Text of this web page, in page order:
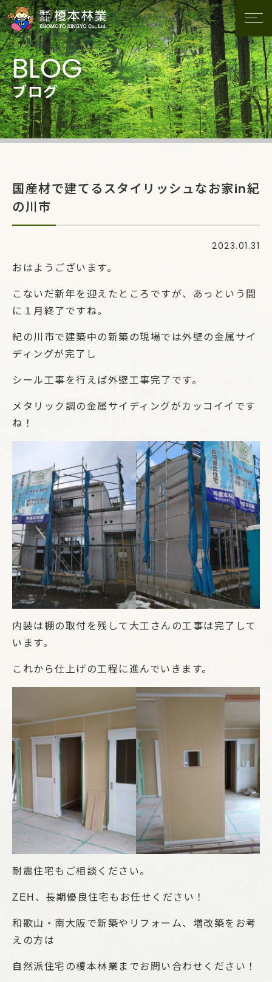
ブログ
国産材で建てるスタイリッシュなお家in紀
の川市
2023.01.31
おはようございます。
こないだ新年を迎えたところですが、あっという間
に１月終了ですね。
紀の川市で建築中の新築の現場では外壁の金属サイ
ディングが完了し
シール工事を行えば外壁工事完了です。
メタリック調の金属サイディングがカッコイイです
ね！
内装は棚の取付を残して大工さんの工事は完了して
います。
これから仕上げの工程に進んでいきます。
耐震住宅もご相談ください。
ZEH、長期優良住宅もお任せください！
和歌山・南大阪で新築やリフォーム、増改築をお考
えの方は
自然派住宅の榎本林業までお問い合わせください！